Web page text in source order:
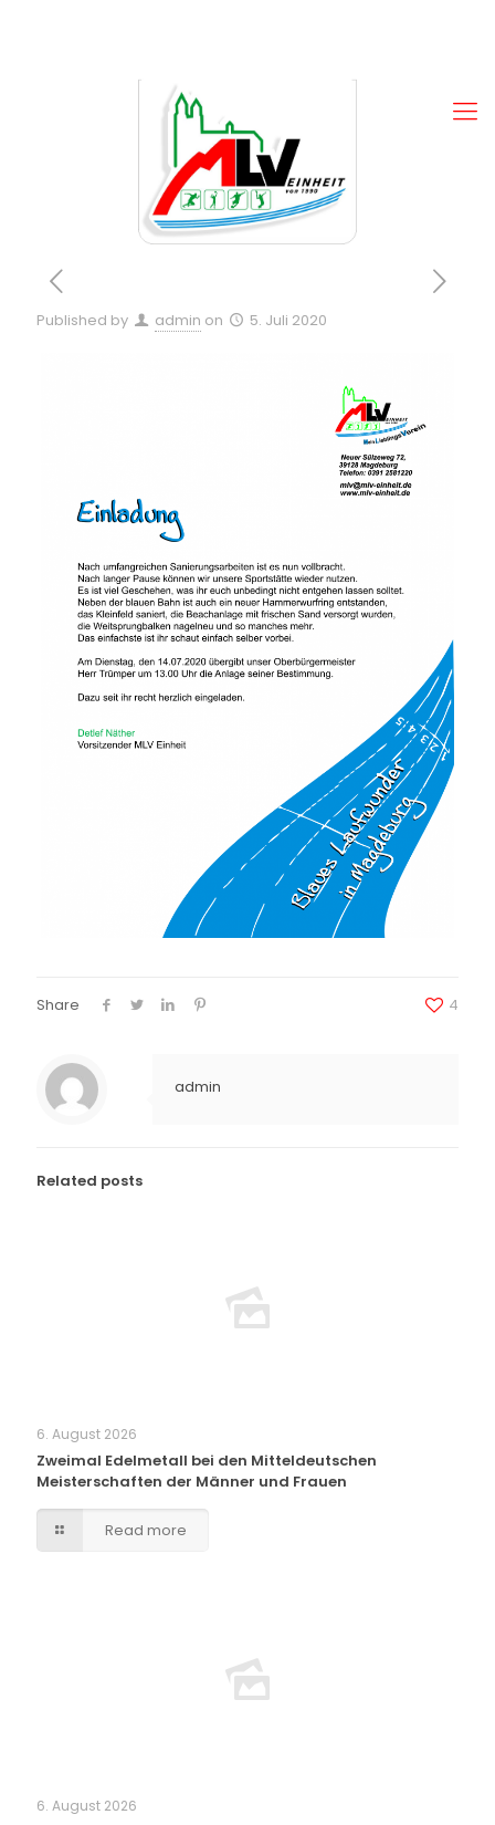
Published by admin on 5. Juli 2020
Share 4
admin
Related posts
6. August 2026
Zweimal Edelmetall bei den Mitteldeutschen
Meisterschaften der Männer und Frauen
Read more
6. August 2026